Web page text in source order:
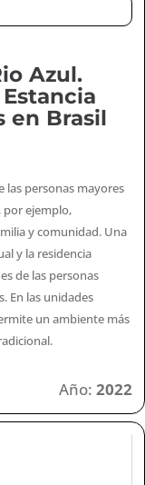
Azul.
en Brasil
las personas mayores
por ejemplo,
y comunidad. Una
y la residencia
de las personas
En las unidades
un ambiente más
Año: 2022